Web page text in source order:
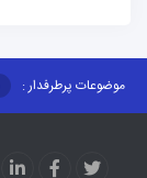
موضوعات پرطرفدار :